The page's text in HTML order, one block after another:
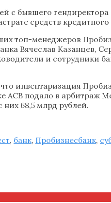
с бывшего
средств
топ-менеджеров
Вячеслав Казанцев,
и сотрудники
инвентаризация
АСВ подало в арбитраж
них 68,5 млрд рублей.
, банк, Пробизнесбанк,